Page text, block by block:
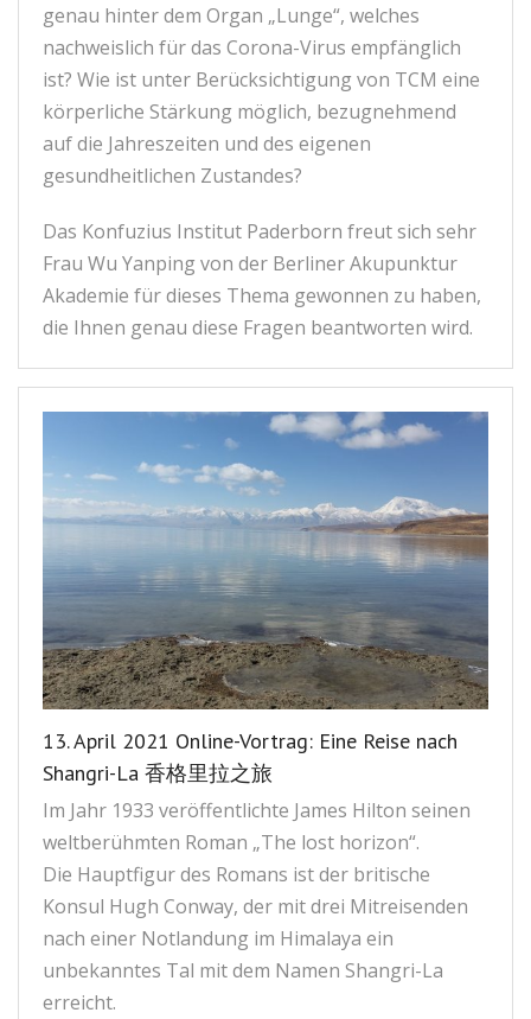
genau hinter dem Organ „Lunge“, welches
nachweislich für das Corona-Virus empfänglich
ist? Wie ist unter Berücksichtigung von TCM eine
körperliche Stärkung möglich, bezugnehmend
auf die Jahreszeiten und des eigenen
gesundheitlichen Zustandes?
Das Konfuzius Institut Paderborn freut sich sehr
Frau Wu Yanping von der Berliner Akupunktur
Akademie für dieses Thema gewonnen zu haben,
die Ihnen genau diese Fragen beantworten wird.
13. April 2021 Online-Vortrag: Eine Reise nach
Shangri-La 香格里拉之旅
Im Jahr 1933 veröffentlichte James Hilton seinen
weltberühmten Roman „The lost horizon“.
Die Hauptfigur des Romans ist der britische
Konsul Hugh Conway, der mit drei Mitreisenden
nach einer Notlandung im Himalaya ein
unbekanntes Tal mit dem Namen Shangri-La
erreicht.